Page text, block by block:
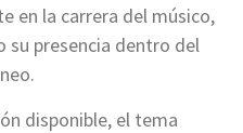
en la carrera del músico,
su presencia dentro del
disponible, el tema